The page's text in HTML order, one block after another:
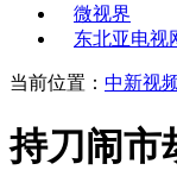
微视界
东北亚电视
当前位置： 中新视
持刀闹市